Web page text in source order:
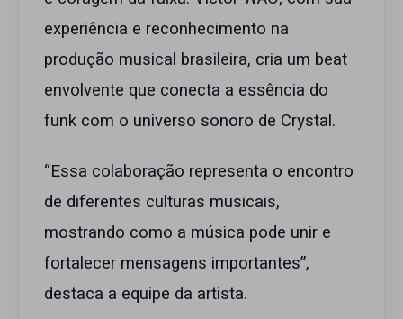
experiência e reconhecimento na
produção musical brasileira, cria um beat
envolvente que conecta a essência do
funk com o universo sonoro de Crystal.
“Essa colaboração representa o encontro
de diferentes culturas musicais,
mostrando como a música pode unir e
fortalecer mensagens importantes”,
destaca a equipe da artista.